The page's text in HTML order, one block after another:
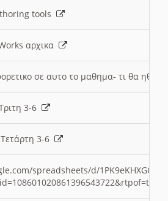
tools
αρχικα
σε αυτο το μαθημα- τι θα
3-6
3-6
spreadsheets/d/